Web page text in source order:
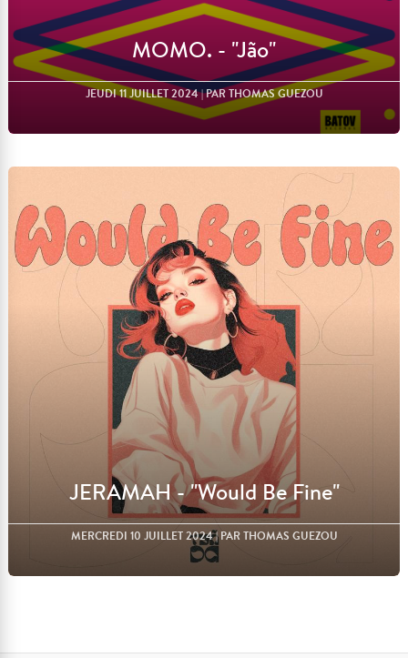
MOMO. - "Jão"
JEUDI 11 JUILLET 2024| PAR THOMAS GUEZOU
Lire l'article
JERAMAH - "Would Be Fine"
MERCREDI 10 JUILLET 2024| PAR THOMAS GUEZOU